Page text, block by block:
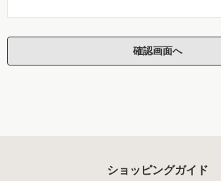
ショッピングガイド